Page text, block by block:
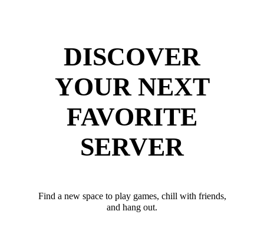
DISCOVER
YOUR NEXT
FAVORITE
SERVER
Find a new space to play games, chill with friends,
and hang out.